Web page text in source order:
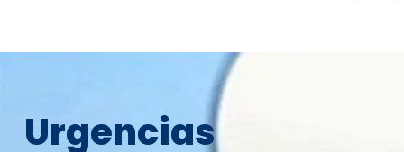
Urgencias